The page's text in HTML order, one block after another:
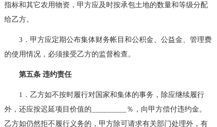
指标和其它农用物资，甲方应及时按承包土地的数量和等级分配
给乙方。
3．甲方应定期公布集体财务帐目和公积金、公益金、管理费
的使用情况，必须接受乙方的监督检查。
第五条 违约责任
1．乙方如不按时履行对国家和集体的事务，除应继续履行
外，还应按迟延项目价值的_________％，向甲方偿付违约金。
乙方如仍然拒不履行义务的，甲方除可请求有关部门处理外，有